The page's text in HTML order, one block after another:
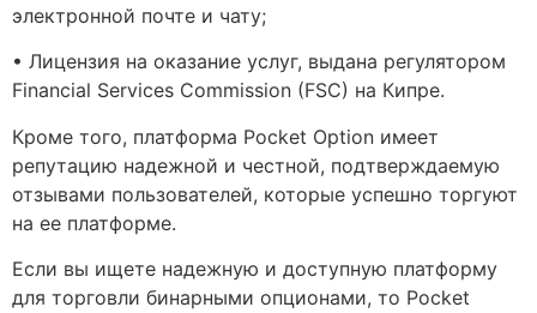
электронной почте и чату;
• Лицензия на оказание услуг, выдана регулятором
Financial Services Commission (FSC) на Кипре.
Кроме того, платформа Pocket Option имеет
репутацию надежной и честной, подтверждаемую
отзывами пользователей, которые успешно торгуют
на ее платформе.
Если вы ищете надежную и доступную платформу
для торговли бинарными опционами, то Pocket